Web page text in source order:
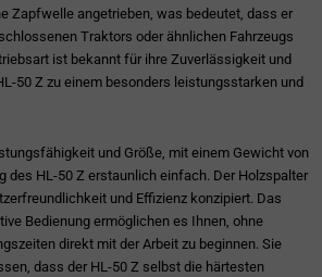
Zapfwelle angetrieben, was bedeutet, dass er
Traktors oder ähnlichen Fahrzeugs
ist bekannt für ihre Zuverlässigkeit und
50 Z zu einem besonders leistungsstarken und
und Größe, mit einem Gewicht von
des HL-50 Z erstaunlich einfach. Der Holzspalter
und Effizienz konzipiert. Das
Bedienung ermöglichen es Ihnen, ohne
direkt mit der Arbeit zu beginnen. Sie
dass der HL-50 Z selbst die härtesten